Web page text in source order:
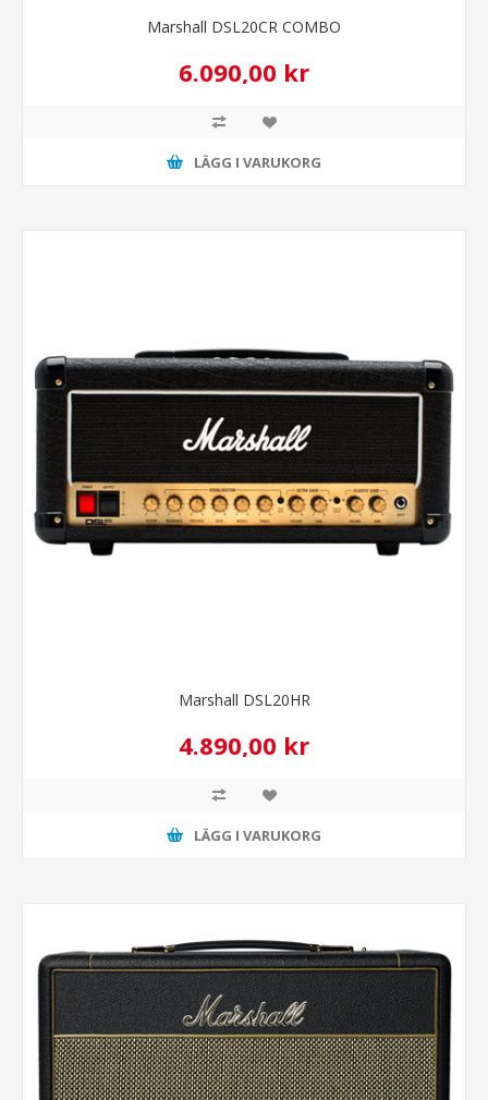
Marshall DSL20CR COMBO
6.090,00 kr
LÄGG I VARUKORG
Marshall DSL20HR
4.890,00 kr
LÄGG I VARUKORG